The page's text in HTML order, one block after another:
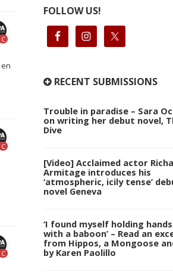
C
C
C
FOLLOW US!
RECENT SUBMISSIONS
Trouble in paradise – Sara
on writing her debut novel,
Dive
[Video] Acclaimed actor
Armitage introduces his
‘atmospheric, icily tense’
novel Geneva
‘I found myself holding hands
with a baboon’ – Read an
from Hippos, a Mongoose
by Karen Paolillo